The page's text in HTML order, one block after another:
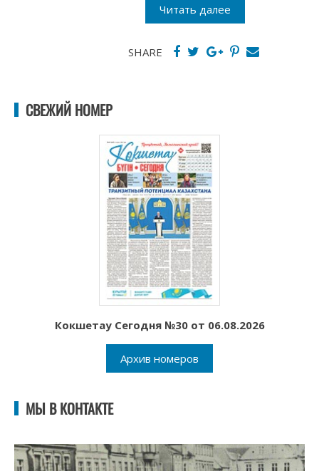
Читать далее
SHARE
СВЕЖИЙ НОМЕР
Кокшетау Сегодня №30 от 06.08.2026
Архив номеров
МЫ В КОНТАКТЕ